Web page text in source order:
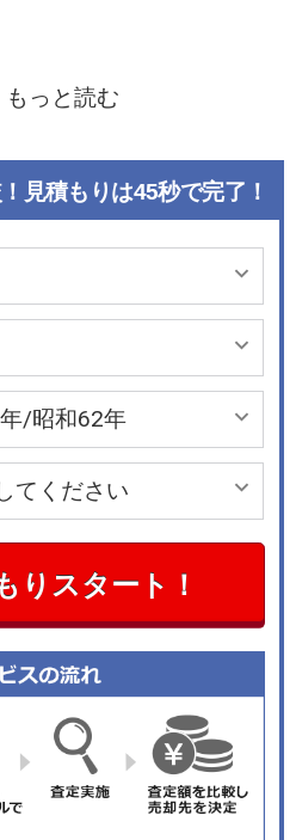
もっと読む
見積もりは45秒で完了！
りスタート！